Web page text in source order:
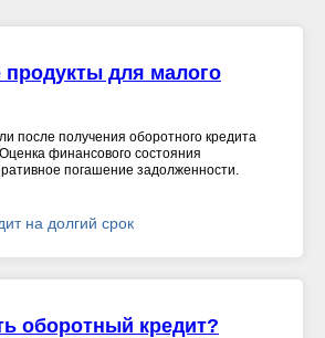
продукты для малого
после получения оборотного кредита
финансового состояния
погашение задолженности.
на долгий срок
оборотный кредит?